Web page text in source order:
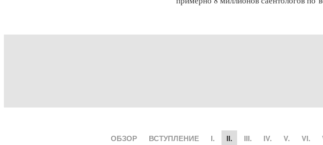
ОБЗОР ВСТУПЛЕНИЕ I. II. III. IV. V. VI.